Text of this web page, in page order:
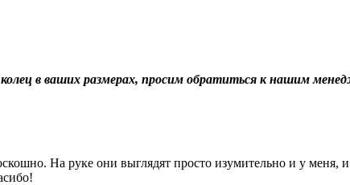
в ваших размерах, просим обратиться к нашим
На руке они выглядят просто изумительно и у меня,